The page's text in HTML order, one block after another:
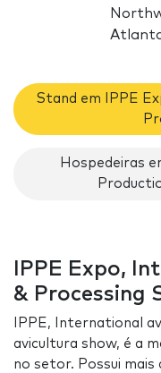
Stand em IPPE
Hospedeiras
IPPE Expo,
& Processing
IPPE, International
avicultura show, é a
no setor. Possui